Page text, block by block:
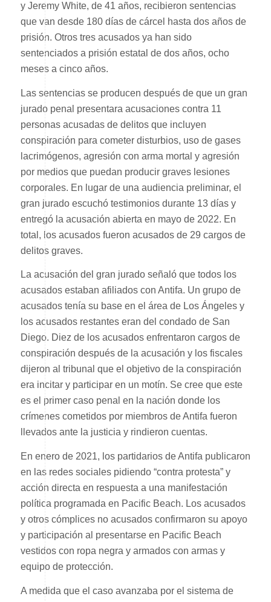
y Jeremy White, de 41 años, recibieron sentencias
que van desde 180 días de cárcel hasta dos años de
prisión. Otros tres acusados ​​ya han sido
sentenciados a prisión estatal de dos años, ocho
meses a cinco años.
Las sentencias se producen después de que un gran
jurado penal presentara acusaciones contra 11
personas acusadas de delitos que incluyen
conspiración para cometer disturbios, uso de gases
lacrimógenos, agresión con arma mortal y agresión
por medios que puedan producir graves lesiones
corporales. En lugar de una audiencia preliminar, el
gran jurado escuchó testimonios durante 13 días y
entregó la acusación abierta en mayo de 2022. En
total, los acusados ​​fueron acusados ​​de 29 cargos de
delitos graves.
La acusación del gran jurado señaló que todos los
acusados ​​estaban afiliados con Antifa. Un grupo de
acusados ​​tenía su base en el área de Los Ángeles y
los acusados ​​restantes eran del condado de San
Diego. Diez de los acusados ​​enfrentaron cargos de
conspiración después de la acusación y los fiscales
dijeron al tribunal que el objetivo de la conspiración
era incitar y participar en un motín. Se cree que este
es el primer caso penal en la nación donde los
crímenes cometidos por miembros de Antifa fueron
llevados ante la justicia y rindieron cuentas.
En enero de 2021, los partidarios de Antifa publicaron
en las redes sociales pidiendo “contra protesta” y
acción directa en respuesta a una manifestación
política programada en Pacific Beach. Los acusados ​​
y otros cómplices no acusados ​​confirmaron su apoyo
y participación al presentarse en Pacific Beach
vestidos con ropa negra y armados con armas y
equipo de protección.
A medida que el caso avanzaba por el sistema de